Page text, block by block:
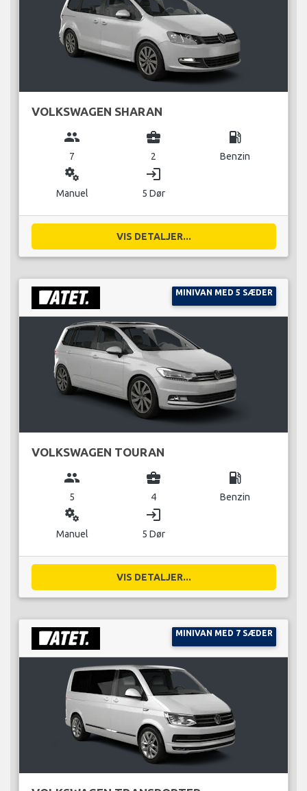
VOLKSWAGEN SHARAN
group
7
business_center
2
local_gas_station
Benzin
miscellaneous_services
Manuel
login
5 Dør
VIS DETALJER...
MINIVAN MED 5 SÆDER
VOLKSWAGEN TOURAN
group
5
business_center
4
local_gas_station
Benzin
miscellaneous_services
Manuel
login
5 Dør
VIS DETALJER...
MINIVAN MED 7 SÆDER